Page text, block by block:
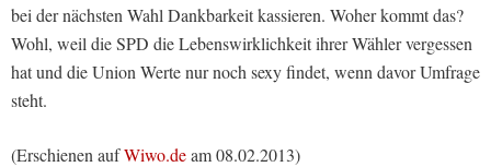
bei der nächsten Wahl Dankbarkeit kassieren. Woher kommt das?
Wohl, weil die SPD die Lebenswirklichkeit ihrer Wähler vergessen
hat und die Union Werte nur noch sexy findet, wenn davor Umfrage
steht.
(Erschienen aufWiwo.deam 08.02.2013)